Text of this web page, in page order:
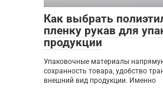
Как выбрать
пленку рукав для
продукции
Упаковочные материалы
сохранность товара, удобство
внешний вид продукции. Именно